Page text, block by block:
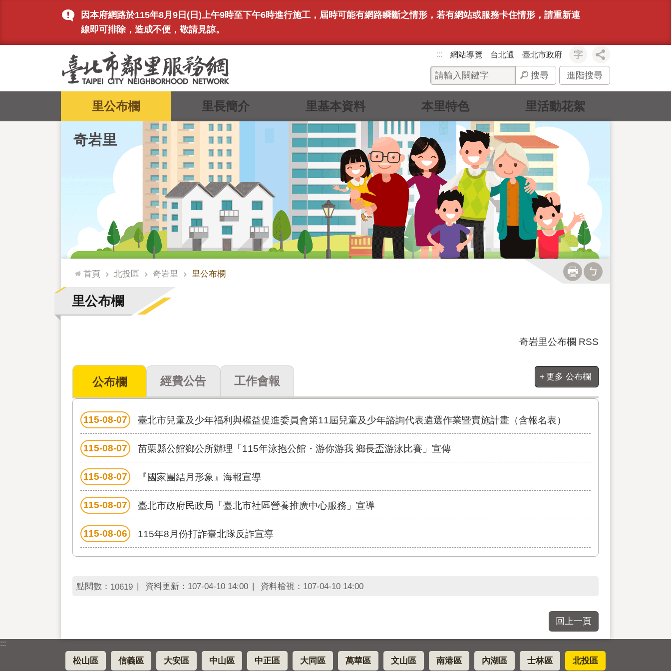
跳到主要內容區塊
因本府網路於115年8月9日(日)上午9時至下午6時進行施工，屆時可能有網路瞬斷之情形，若有網站或服務卡住情形，請重新連
線即可排除，造成不便，敬請見諒。
::: 網站導覽 台北通 臺北市政府
搜尋 進階搜尋
奇岩里
里公布欄 里長簡介 里基本資料 本里特色 里活動花絮
::: 首頁 北投區 奇岩里 里公布欄
里公布欄
奇岩里公布欄 RSS
公布欄 經費公告 工作會報
115-08-07 臺北市兒童及少年福利與權益促進委員會第11屆兒童及少年諮詢代表遴選作業暨實施計畫（含報名表）
115-08-07 苗栗縣公館鄉公所辦理「115年泳抱公館・游你游我 鄉長盃游泳比賽」宣傳
115-08-07 『國家團結月形象』海報宣導
115-08-07 臺北市政府民政局「臺北市社區營養推廣中心服務」宣導
115-08-06 115年8月份打詐臺北隊反詐宣導
更多 公布欄
點閱數： 10619 資料更新： 107-04-10 14:00 資料檢視： 107-04-10 14:00
回上一頁
:::
松山區 信義區 大安區 中山區 中正區 大同區 萬華區 文山區 南港區 內湖區 士林區 北投區